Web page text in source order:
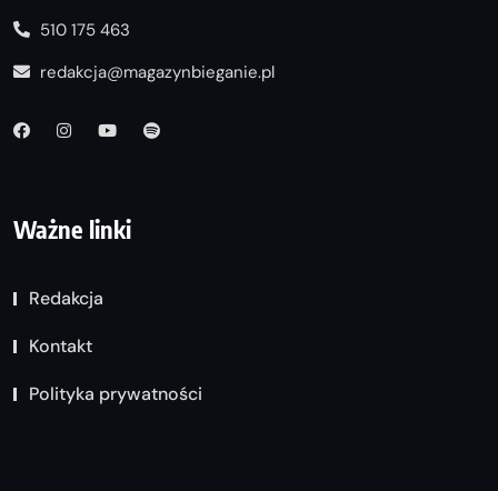
510 175 463
redakcja@magazynbieganie.pl
Ważne linki
Redakcja
Kontakt
Polityka prywatności